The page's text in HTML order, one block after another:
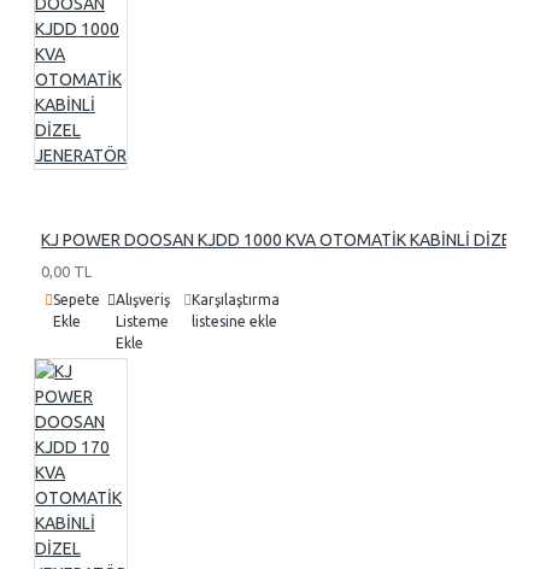
KJ POWER DOOSAN KJDD 1000 KVA OTOMATİK KABİNLİ DİZEL
0,00 TL
Sepete
Ekle
Alışveriş
Listeme
Ekle
Karşılaştırma
listesine ekle